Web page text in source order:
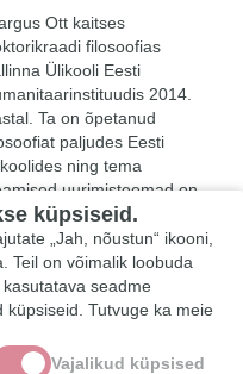
Ott kaitses
filosoofias
Ülikooli Eesti
2014.
Ta on õpetanud
paljudes Eesti
ning tema
uurimisteemad on
ajalisus,
ning võrdlev
kõrgkoolidele
küpsiseid.
„Jah, nõustun“ ikooni,
Teil on võimalik loobuda
seadme
küpsiseid. Tutvuge ka meie
Vajalikud küpsised